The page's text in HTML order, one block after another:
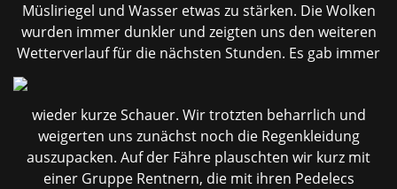
Müsliriegel und Wasser etwas zu stärken. Die Wolken
wurden immer dunkler und zeigten uns den weiteren
Wetterverlauffür die nächsten Stunden. Es gab immer
wieder kurze Schauer. Wir trotzten beharrlich und
weigerten uns zunächst noch die Regenkleidung
auszupacken. Auf der Fähre plauschten wir kurz mit
einer Gruppe Rentnern, die mit ihren Pedelecs